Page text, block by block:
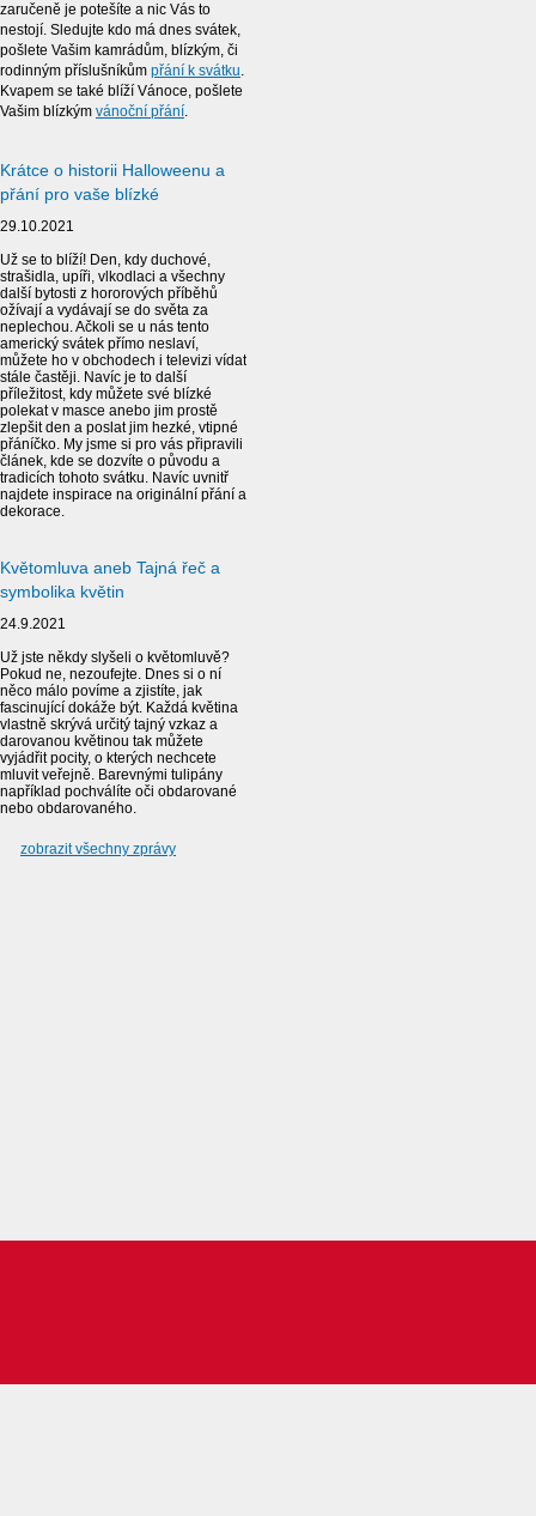
zaručeně je potešíte a nic Vás to
nestojí. Sledujte kdo má dnes svátek,
pošlete Vašim kamrádům, blízkým, či
rodinným příslušníkům přání k svátku.
Kvapem se také blíží Vánoce, pošlete
Vašim blízkým vánoční přání.
Krátce o historii Halloweenu a
přání pro vaše blízké
29.10.2021
Už se to blíží! Den, kdy duchové,
strašidla, upíři, vlkodlaci a všechny
další bytosti z hororových příběhů
ožívají a vydávají se do světa za
neplechou. Ačkoli se u nás tento
americký svátek přímo neslaví,
můžete ho v obchodech i televizi vídat
stále častěji. Navíc je to další
příležitost, kdy můžete své blízké
polekat v masce anebo jim prostě
zlepšit den a poslat jim hezké, vtipné
přáníčko. My jsme si pro vás připravili
článek, kde se dozvíte o původu a
tradicích tohoto svátku. Navíc uvnitř
najdete inspirace na originální přání a
dekorace.
Květomluva aneb Tajná řeč a
symbolika květin
24.9.2021
Už jste někdy slyšeli o květomluvě?
Pokud ne, nezoufejte. Dnes si o ní
něco málo povíme a zjistíte, jak
fascinující dokáže být. Každá květina
vlastně skrývá určitý tajný vzkaz a
darovanou květinou tak můžete
vyjádřit pocity, o kterých nechcete
mluvit veřejně. Barevnými tulipány
například pochválíte oči obdarované
nebo obdarovaného.
zobrazit všechny zprávy